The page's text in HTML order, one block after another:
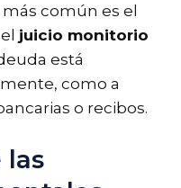
común es el
juicio monitorio
está
como a
o recibos.
las